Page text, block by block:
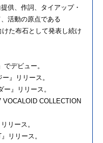
供、作詞、タイアップ・
活動の原点である
た布石として発表し続け
デビュー。
』リリース。
』リリース。
VOCALOID COLLECTION
リース。
リリース。